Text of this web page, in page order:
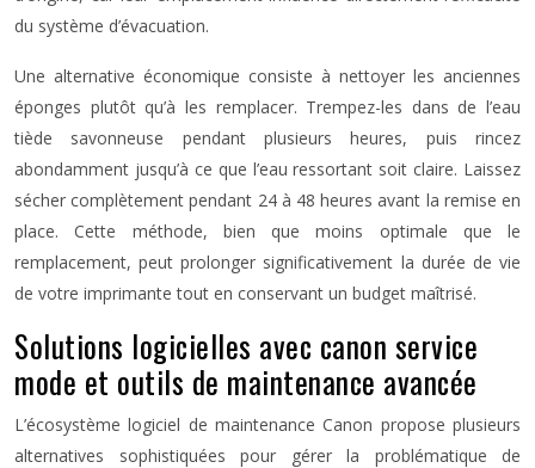
du système d’évacuation.
Une alternative économique consiste à nettoyer les anciennes
éponges plutôt qu’à les remplacer. Trempez-les dans de l’eau
tiède savonneuse pendant plusieurs heures, puis rincez
abondamment jusqu’à ce que l’eau ressortant soit claire. Laissez
sécher complètement pendant 24 à 48 heures avant la remise en
place. Cette méthode, bien que moins optimale que le
remplacement, peut prolonger significativement la durée de vie
de votre imprimante tout en conservant un budget maîtrisé.
Solutions logicielles avec canon service
mode et outils de maintenance avancée
L’écosystème logiciel de maintenance Canon propose plusieurs
alternatives sophistiquées pour gérer la problématique de